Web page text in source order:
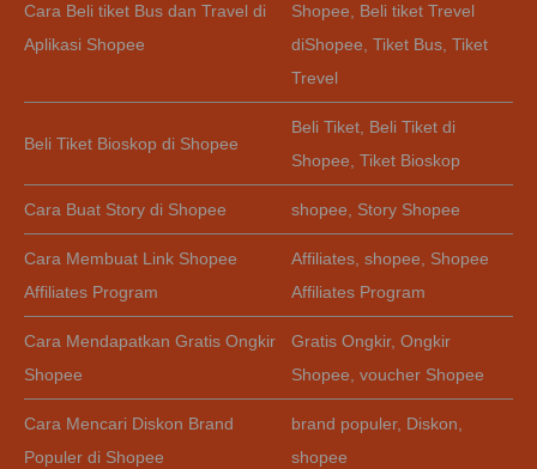
Cara Beli tiket Bus dan Travel di
Aplikasi Shopee
Shopee, Beli tiket Trevel
diShopee, Tiket Bus, Tiket
Trevel
Beli Tiket Bioskop di Shopee
Beli Tiket, Beli Tiket di
Shopee, Tiket Bioskop
Cara Buat Story di Shopee shopee, Story Shopee
Cara Membuat Link Shopee
Affiliates Program
Affiliates, shopee, Shopee
Affiliates Program
Cara Mendapatkan Gratis Ongkir
Shopee
Gratis Ongkir, Ongkir
Shopee, voucher Shopee
Cara Mencari Diskon Brand
Populer di Shopee
brand populer, Diskon,
shopee